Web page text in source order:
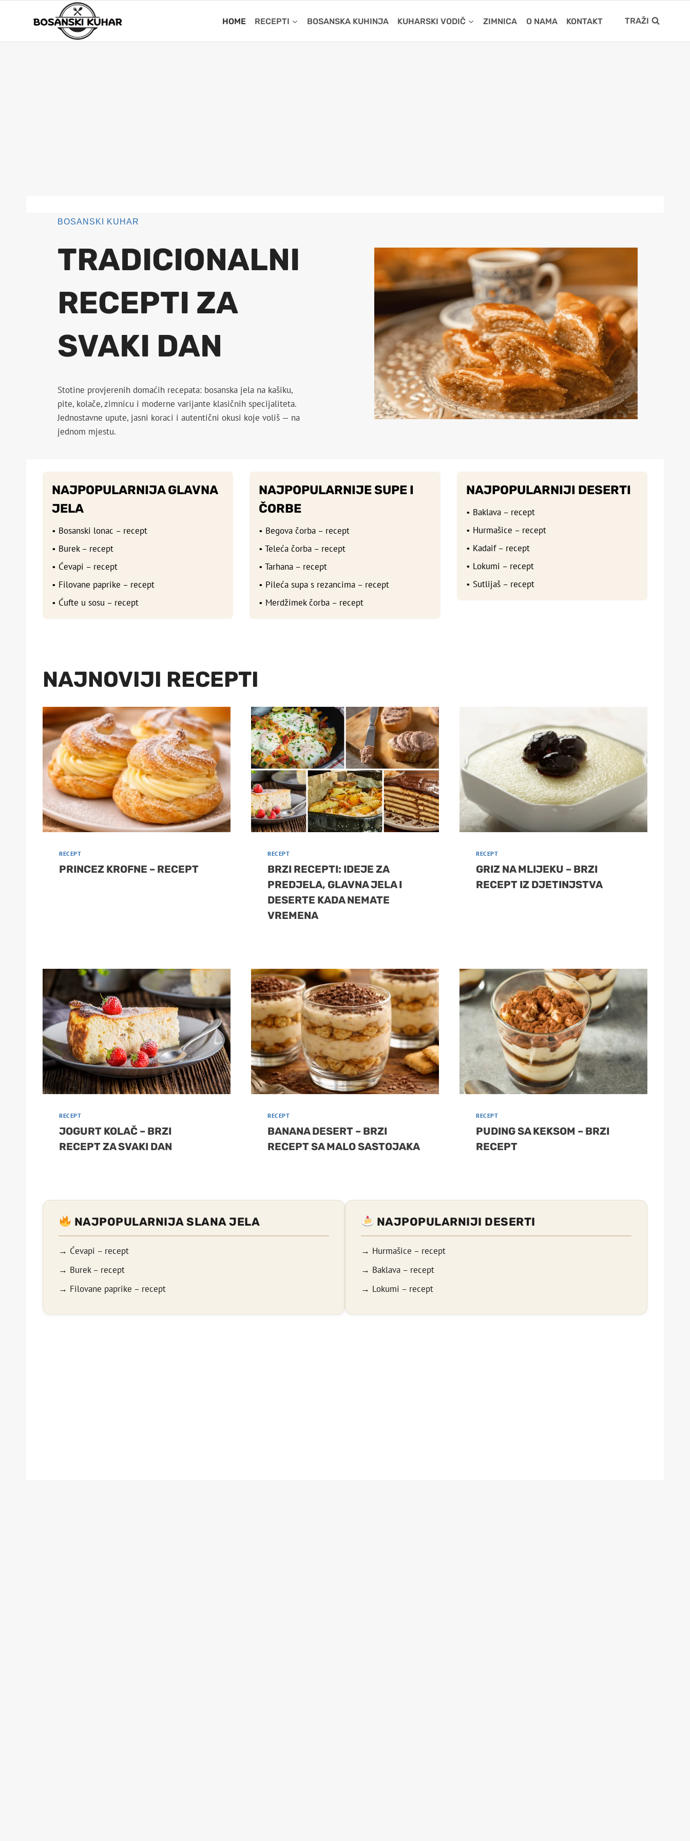
HOME RECEPTI BOSANSKA KUHINJA KUHARSKI VODIČ ZIMNICA O NAMA KONTAKT TRAŽI
BOSANSKI KUHAR
TRADICIONALNI
RECEPTI ZA
SVAKI DAN
Stotine provjerenih domaćih recepata: bosanska jela na kašiku,
pite, kolače, zimnicu i moderne varijante klasičnih specijaliteta.
Jednostavne upute, jasni koraci i autentični okusi koje voliš — na
jednom mjestu.
NAJPOPULARNIJA GLAVNA
JELA
• Bosanski lonac – recept
• Burek – recept
• Ćevapi – recept
• Filovane paprike – recept
• Ćufte u sosu – recept
NAJPOPULARNIJE SUPE I
ČORBE
• Begova čorba – recept
• Teleća čorba – recept
• Tarhana – recept
• Pileća supa s rezancima – recept
• Merdžimek čorba – recept
NAJPOPULARNIJI DESERTI
• Baklava – recept
• Hurmašice – recept
• Kadaif – recept
• Lokumi – recept
• Sutlijaš – recept
NAJNOVIJI RECEPTI
RECEPT
PRINCEZ KROFNE – RECEPT
RECEPT
BRZI RECEPTI: IDEJE ZA
PREDJELA, GLAVNA JELA I
DESERTE KADA NEMATE
VREMENA
RECEPT
GRIZ NA MLIJEKU – BRZI
RECEPT IZ DJETINJSTVA
RECEPT
JOGURT KOLAČ – BRZI
RECEPT ZA SVAKI DAN
RECEPT
BANANA DESERT – BRZI
RECEPT SA MALO SASTOJAKA
RECEPT
PUDING SA KEKSOM – BRZI
RECEPT
NAJPOPULARNIJA SLANA JELA
→ Ćevapi – recept
→ Burek – recept
→ Filovane paprike – recept
NAJPOPULARNIJI DESERTI
→ Hurmašice – recept
→ Baklava – recept
→ Lokumi – recept